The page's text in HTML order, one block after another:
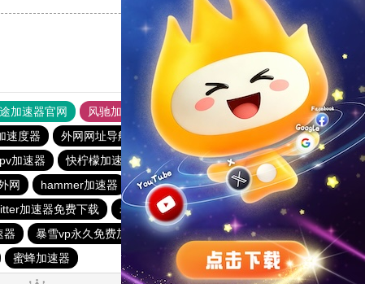
加速器官网 风驰加速器
旋风加速器
速度器 外网网址导航 软件中心 雷霆加速
狂飙加速器
加速器 快柠檬加速器
免费梯子加速器app七天
网 hammer加速器 快连加速器app
vp加速器官网
加速器免费下载 老王加速器
极光加速器
器 暴雪vp永久免费加速器下载官网 ios加速器
快联加速器
蜜蜂加速器